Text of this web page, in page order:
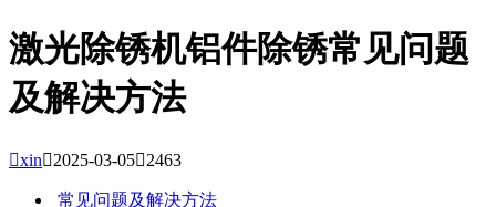
激光除锈机铝件除锈常见问题
及解决方法
xin2025-03-052463
常见问题及解决方法